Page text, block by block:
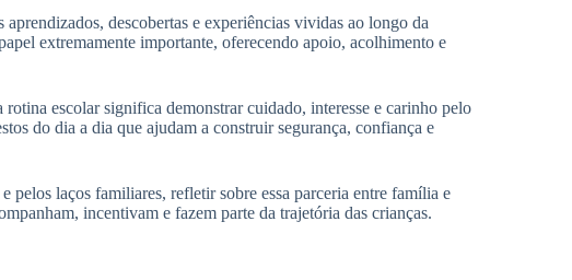
descobertas e experiências vividas ao longo da
extremamente importante, oferecendo apoio, acolhimento e
escolar significa demonstrar cuidado, interesse e carinho pelo
do dia a dia que ajudam a construir segurança, confiança e
pelos laços familiares, refletir sobre essa parceria entre família e
incentivam e fazem parte da trajetória das crianças.